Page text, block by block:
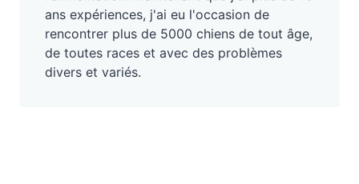
ans expériences, j'ai eu l'occasion de
rencontrer plus de 5000 chiens de tout âge,
de toutes races et avec des problèmes
divers et variés.